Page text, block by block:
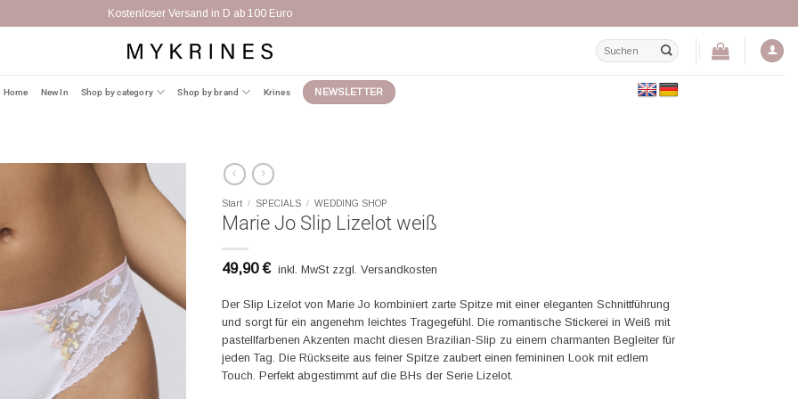
Kostenloser Versand in D ab 100 Euro
Suchen
nach:
Home New In Shop by category Shop by brand Krines NEWSLETTER
Start / SPECIALS / WEDDING SHOP
Marie Jo Slip Lizelot weiß
49,90€ inkl. MwSt zzgl. Versandkosten
Der Slip Lizelot von Marie Jo kombiniert zarte Spitze mit einer eleganten Schnittführung
und sorgt für ein angenehm leichtes Tragegefühl. Die romantische Stickerei in Weiß mit
pastellfarbenen Akzenten macht diesen Brazilian-Slip zu einem charmanten Begleiter für
jeden Tag. Die Rückseite aus feiner Spitze zaubert einen femininen Look mit edlem
Touch. Perfekt abgestimmt auf die BHs der Serie Lizelot.